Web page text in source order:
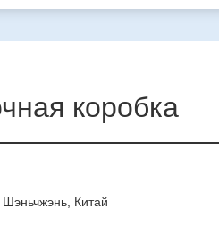
коробка
Шэньчжэнь, Китай